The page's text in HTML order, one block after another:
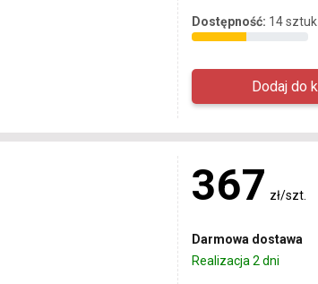
Dostępność: 14 sztuk
367 zł/szt.
Darmowa dostawa
Realizacja 2 dni